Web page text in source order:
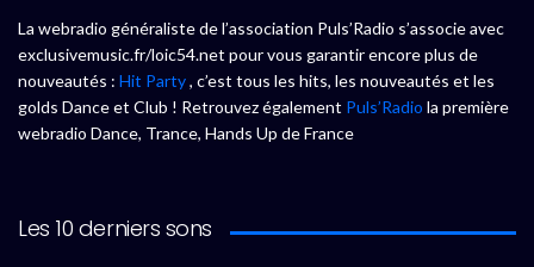
La webradio généraliste de l’association Puls’Radio s’associe avec
exclusivemusic.fr/loic54.net pour vous garantir encore plus de
nouveautés : Hit Party, c’est tous les hits, les nouveautés et les
golds Dance et Club ! Retrouvez également Puls’Radio la première
webradio Dance, Trance, Hands Up de France
Les 10 derniers sons